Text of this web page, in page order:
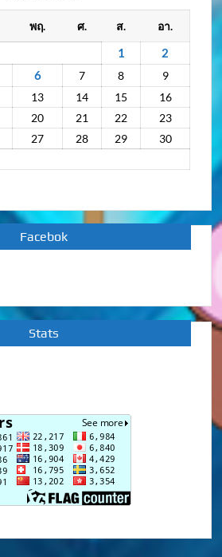
พฤ. ศ. ส. อา.
1
2
6 7 8
9
13 14 15
16
20 21 22
23
27 28 29
30
Facebok
Stats